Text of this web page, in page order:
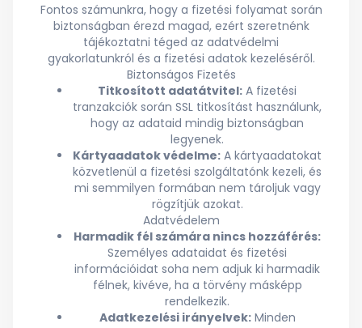
Fontos számunkra, hogy a fizetési folyamat során
biztonságban érezd magad, ezért szeretnénk
tájékoztatni téged az adatvédelmi
gyakorlatunkról és a fizetési adatok kezeléséről.
Biztonságos Fizetés
Titkosított adatátvitel: A fizetési
tranzakciók során SSL titkosítást használunk,
hogy az adataid mindig biztonságban
legyenek.
Kártyaadatok védelme: A kártyaadatokat
közvetlenül a fizetési szolgáltatónk kezeli, és
mi semmilyen formában nem tároljuk vagy
rögzítjük azokat.
Adatvédelem
Harmadik fél számára nincs hozzáférés:
Személyes adataidat és fizetési
információidat soha nem adjuk ki harmadik
félnek, kivéve, ha a törvény másképp
rendelkezik.
Adatkezelési irányelvek:Minden